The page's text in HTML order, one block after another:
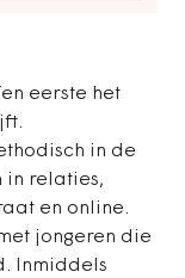
eerste het
in de
in relaties,
en online.
jongeren die
Inmiddels